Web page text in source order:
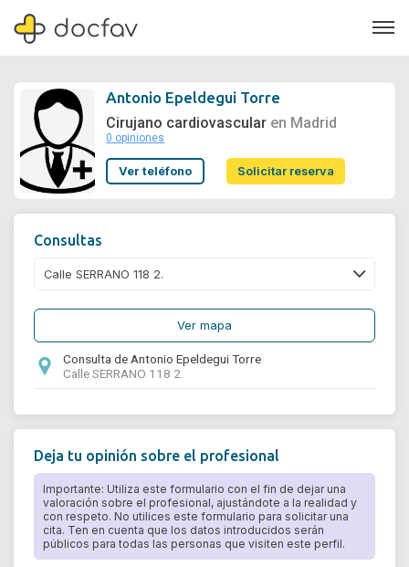
Soporte
Antonio Epeldegui Torre
Cirujano cardiovascular en Madrid
0 opiniones
Ver teléfono Solicitar reserva
Consultas
Ver mapa
Consulta de Antonio Epeldegui Torre
Calle SERRANO 118 2.
Deja tu opinión sobre el profesional
Importante: Utiliza este formulario con el fin de dejar una
valoración sobre el profesional, ajustándote a la realidad y
con respeto. No utilices este formulario para solicitar una
cita. Ten en cuenta que los datos introducidos serán
públicos para todas las personas que visiten este perfil.